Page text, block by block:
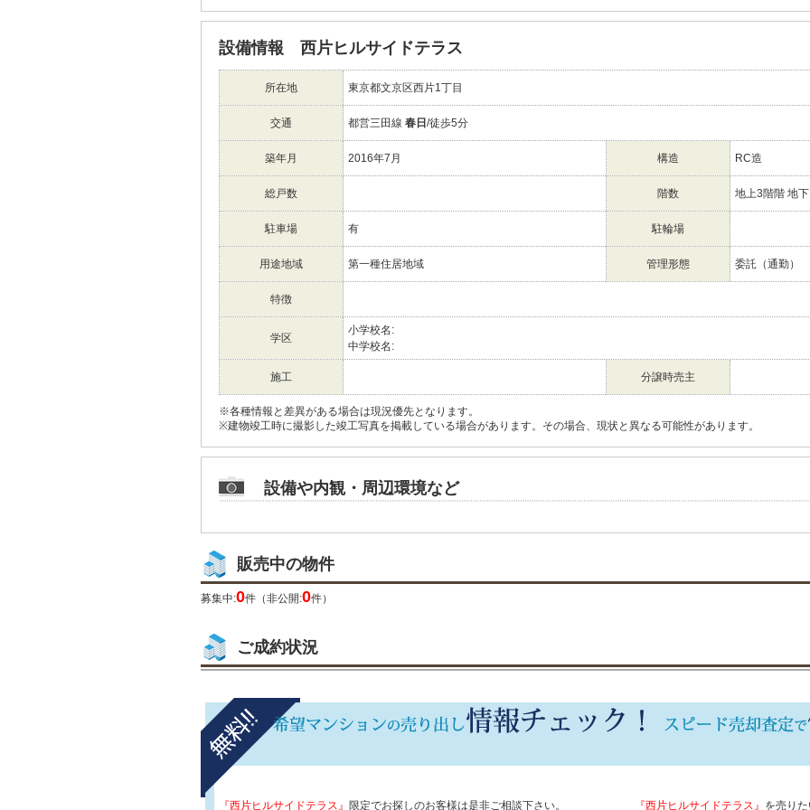
設備情報 西片ヒルサイドテラス
所在地 東京都文京区西片1丁目
交通 都営三田線 春日 /徒歩5分
築年月 2016年7月 構造 RC造
総戸数 階数 地上3階階 地
駐車場 有 駐輪場
用途地域 第一種住居地域 管理形態 委託（通勤）
特徴
学区
小学校名:
中学校名:
施工 分譲時売主
※各種情報と差異がある場合は現況優先となります。
※建物竣工時に撮影した竣工写真を掲載している場合があります。その場合、現状と異なる可能性があります。
設備や内観・周辺環境など
販売中の物件
募集中:0件（非公開:0件）
ご成約状況
『西片ヒルサイドテラス』 限定でお探しのお客様は是非ご相談下さい。 『西片ヒルサイドテラス』 を売り